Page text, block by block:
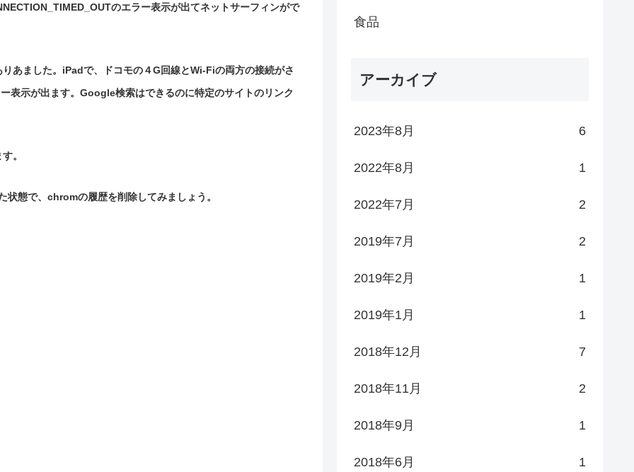
のエラー表示が出てネットサーフィンがで
あました。 iPadで、ドコモの４G回線とWi-Fiの両方の接続がさ
表示が出ます。Google検索はできるのに特定のサイトのリンク
。
態で、chromの履歴を削除してみましょう。
食品
アーカイブ
2023年8月 6
2022年8月 1
2022年7月 2
2019年7月 2
2019年2月 1
2019年1月 1
2018年12月 7
2018年11月 2
2018年9月 1
2018年6月 1